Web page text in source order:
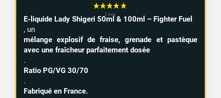
E-liquide Lady Shigeri 50ml & 100ml – Fighter Fuel
, un
mélange explosif de fraise, grenade et pastèque
avec une fraîcheur parfaitement dosée
.
Ratio PG/VG 30/70
.
Fabriqué en France.